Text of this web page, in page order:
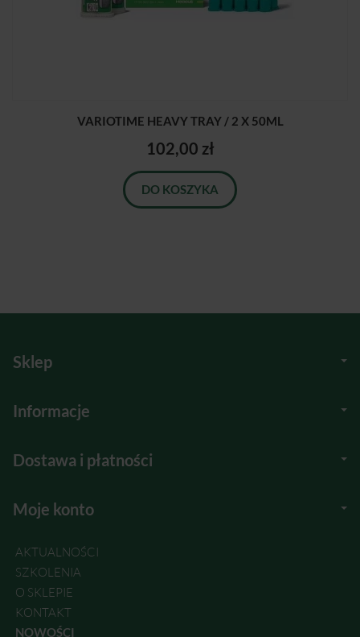
VARIOTIME HEAVY TRAY / 2 X 50ML
102,00 zł
DO KOSZYKA
Sklep
Informacje
Dostawa i płatności
Moje konto
AKTUALNOŚCI
SZKOLENIA
O SKLEPIE
KONTAKT
NOWOŚCI